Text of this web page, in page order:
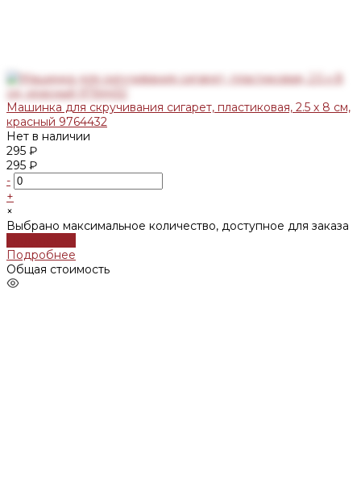
Машинка для скручивания сигарет, пластиковая, 2.5 х 8 см,
красный 9764432
Нет в наличии
295 ₽
295 ₽
-
+
×
Выбрано максимальное количество, доступное для заказа
Подробнее
Общая стоимость